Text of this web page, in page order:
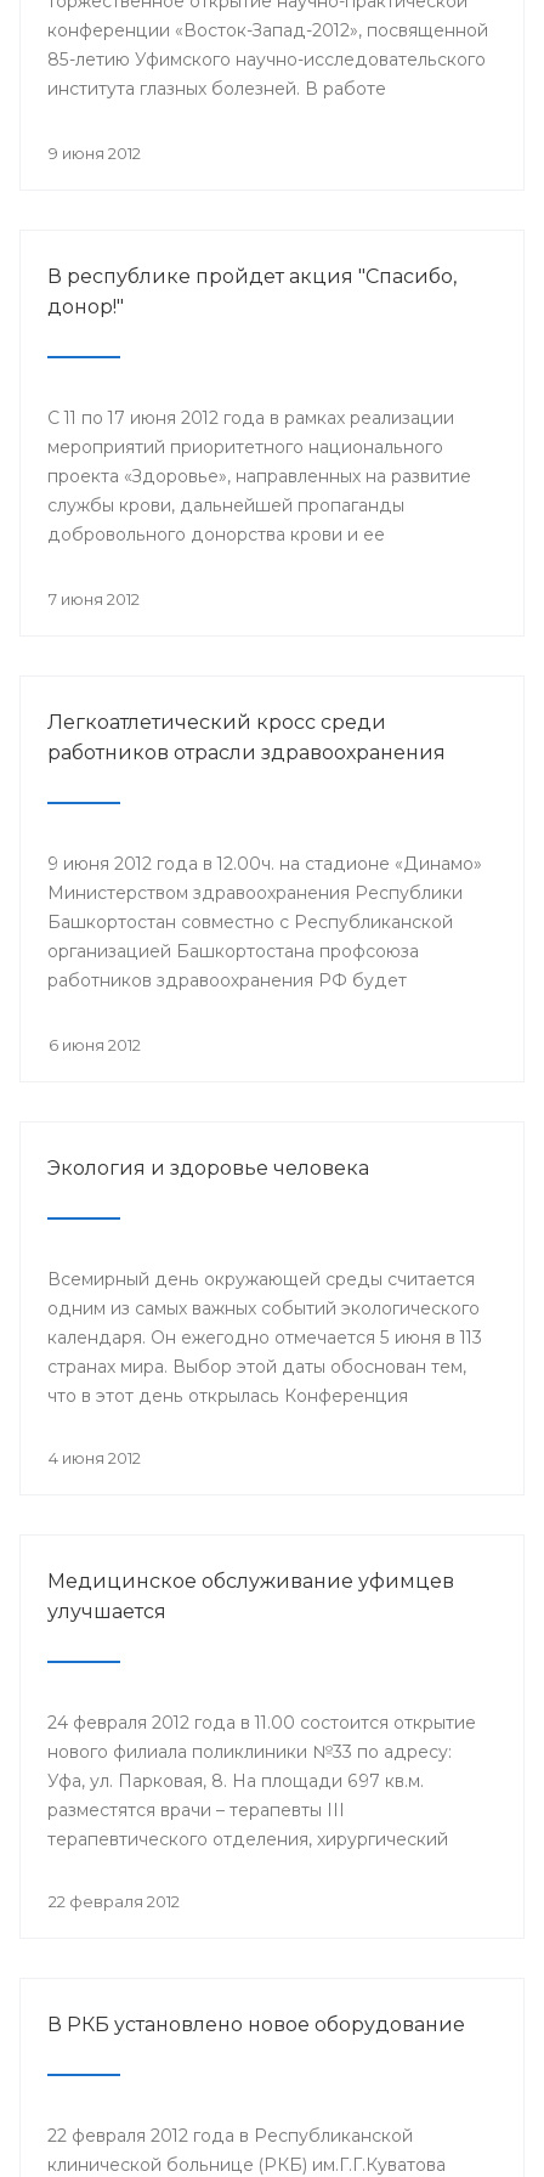
конференции «Восток-Запад-2012», посвященной
85-летию Уфимского научно-исследовательского
института глазных болезней. В работе
ведущих офтальмологов России и мира.
9 июня 2012
В республике пройдет акция "Спасибо,
донор!"
С 11 по 17 июня 2012 года в рамках реализации
мероприятий приоритетного национального
проекта «Здоровье», направленных на развитие
службы крови, дальнейшей пропаганды
добровольного донорства крови и ее
информационная акция «Спасибо, донор!»,
7 июня 2012
Легкоатлетический кросс среди
работников отрасли здравоохранения
9 июня 2012 года в 12.00ч. на стадионе «Динамо»
Министерством здравоохранения Республики
Башкортостан совместно с Республиканской
организацией Башкортостана профсоюза
работников здравоохранения РФ будет
работников отрасли здравоохранения,
6 июня 2012
Экология и здоровье человека
Всемирный день окружающей среды считается
одним из самых важных событий экологического
календаря. Он ежегодно отмечается 5 июня в 113
странах мира. Выбор этой даты обоснован тем,
что в этот день открылась Конференция
проблемам окружающей человека среды
(ЮНЕП).
4 июня 2012
Медицинское обслуживание уфимцев
улучшается
24 февраля 2012 года в 11.00 состоится открытие
нового филиала поликлиники №33 по адресу:
Уфа, ул. Парковая, 8. На площади 697 кв.м.
разместятся врачи – терапевты III
терапевтического отделения, хирургический
невролога, физиотерапевтическое отделение,
Городскую клиническую больницу №6.
22 февраля 2012
В РКБ установлено новое оборудование
22 февраля 2012 года в Республиканской
клинической больнице (РКБ) им.Г.Г.Куватова